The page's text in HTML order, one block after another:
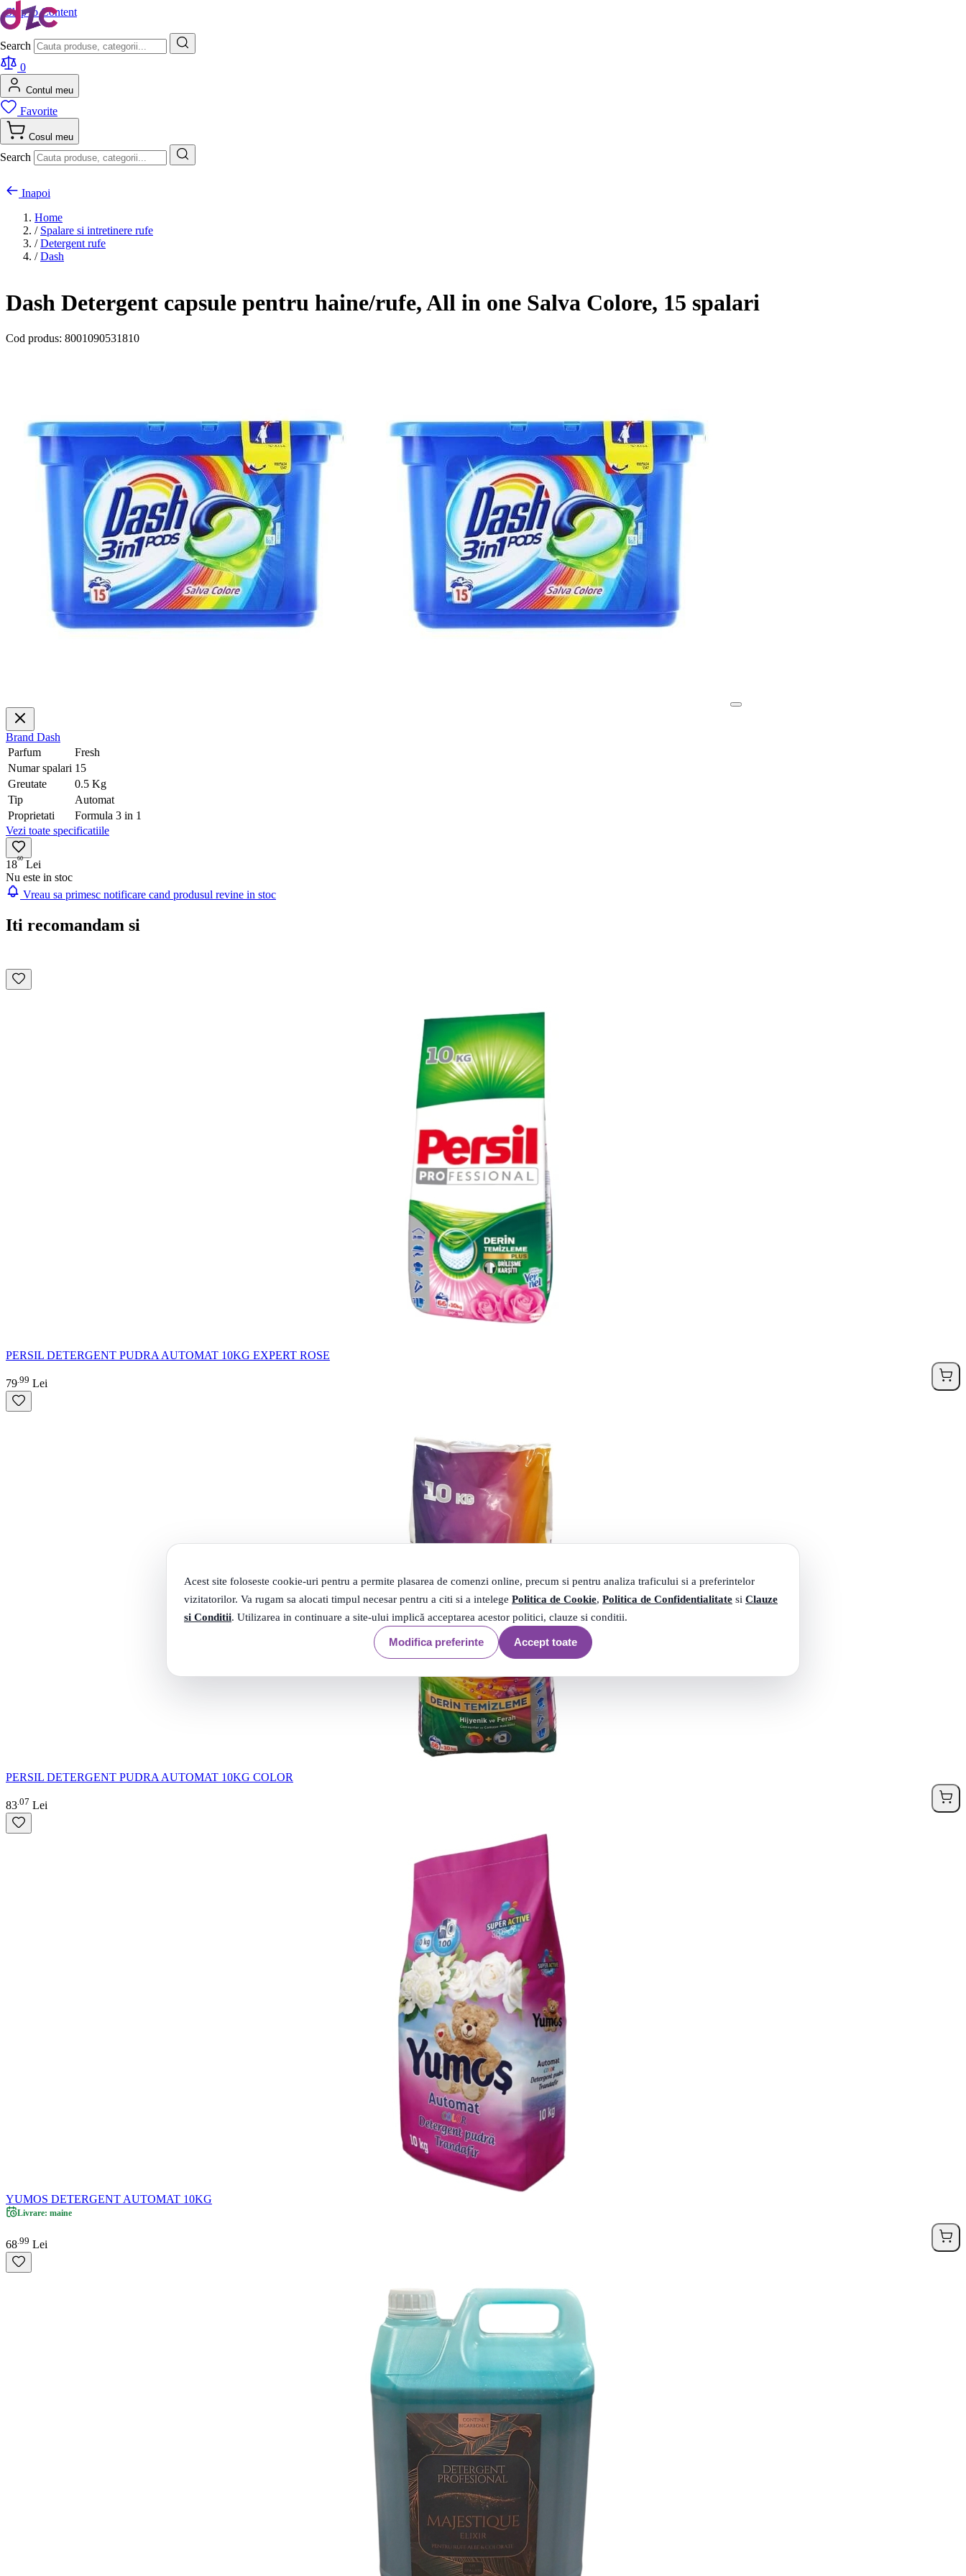
Acest site foloseste cookie-uri pentru a permite plasarea de comenzi online, precum si pentru analiza traficului si a preferintelor
vizitatorilor. Va rugam sa alocati timpul necesar pentru a citi si a intelege Politica de Cookie, Politica de Confidentialitate si Clauze
si Conditii. Utilizarea in continuare a site-ului implică acceptarea acestor politici, clauze si conditii.
Modifica preferinte Accept toate
Skip to Content
Search
0
Contul meu
Favorite
Cosul meu
Search
Inapoi
Home
/ Spalare si intretinere rufe
/ Detergent rufe
/ Dash
Dash Detergent capsule pentru haine/rufe, All in one Salva Colore, 15 spalari
Cod produs: 8001090531810
Brand Dash
Parfum
Fresh
Numar spalari 15
Greutate
0.5 Kg
Tip
Automat
Proprietati
Formula 3 in 1
Vezi toate specificatiile
1860 Lei
Nu este in stoc
Vreau sa primesc notificare cand produsul revine in stoc
Iti recomandam si
PERSIL DETERGENT PUDRA AUTOMAT 10KG EXPERT ROSE
79 99 Lei
PERSIL DETERGENT PUDRA AUTOMAT 10KG COLOR
83 07 Lei
YUMOS DETERGENT AUTOMAT 10KG
Livrare: maine
68 99 Lei